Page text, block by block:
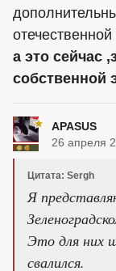
а это сейчас
собственной
APASUS
26 апреля
Цитата: Sergh
Я
Это для них
свалился.